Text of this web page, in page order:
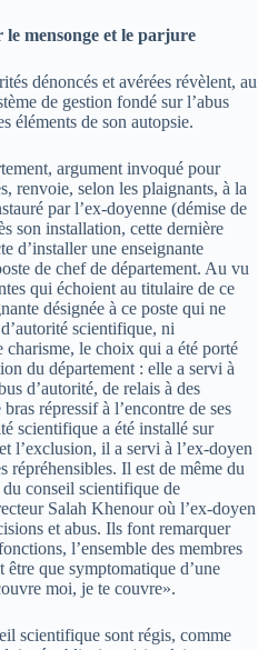
le mensonge et le parjure
dénoncés et avérées révèlent, au
de gestion fondé sur l’abus
éléments de son autopsie.
argument invoqué pour
renvoie, selon les plaignants, à la
par l’ex-doyenne (démise de
son installation, cette dernière
d’installer une enseignante
de chef de département. Au vu
qui échoient au titulaire de ce
désignée à ce poste qui ne
scientifique, ni
charisme, le choix qui a été porté
du département : elle a servi à
d’autorité, de relais à des
répressif à l’encontre de ses
scientifique a été installé sur
l’exclusion, il a servi à l’ex-doyen
répréhensibles. Il est de même du
conseil scientifique de
Salah Khenour où l’ex-doyen
et abus. Ils font remarquer
l’ensemble des membres
que symptomatique d’une
moi, je te couvre».
scientifique sont régis, comme